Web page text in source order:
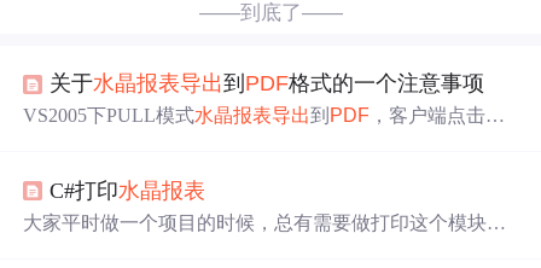
——到底了——
关于水晶报表导出到 PDF格式的一个注意事项
VS2005下PULL模式水晶报表导出到 PDF ，客户端点击打
，具体代码如下：public void PullModulePrint() { Cryst
alDecisions.CrystalReports.Engine.ReportDocument
C#打印水晶报表
大家平时做一个项目的时候，总有需要做打印这个模块